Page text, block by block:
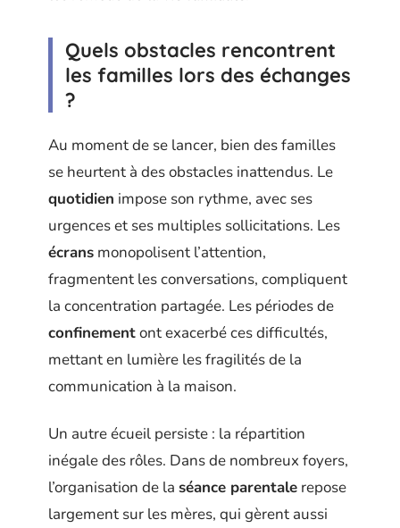
Quels obstacles rencontrent
les familles lors des échanges
?
Au moment de se lancer, bien des familles
se heurtent à des obstacles inattendus. Le
quotidien impose son rythme, avec ses
urgences et ses multiples sollicitations. Les
écrans monopolisent l’attention,
fragmentent les conversations, compliquent
la concentration partagée. Les périodes de
confinementont exacerbé ces difficultés,
mettant en lumière les fragilités de la
communication à la maison.
Un autre écueil persiste : la répartition
inégale des rôles. Dans de nombreux foyers,
l’organisation de la séance parentale repose
largement sur les mères, qui gèrent aussi